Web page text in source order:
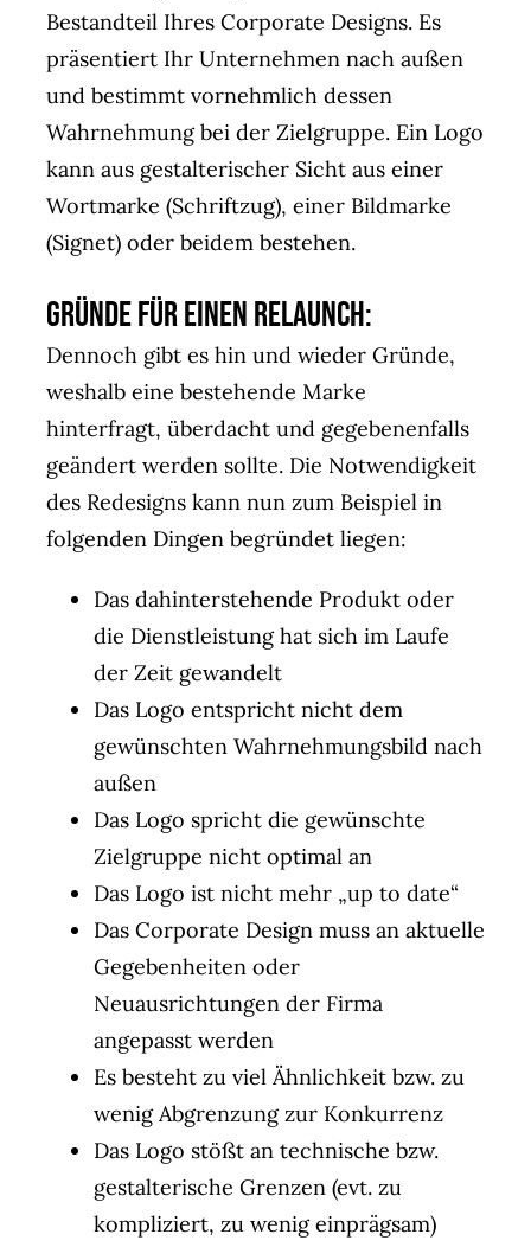
Bestandteil Ihres Corporate Designs. Es
präsentiert Ihr Unternehmen nach außen
und bestimmt vornehmlich dessen
Wahrnehmung bei der Zielgruppe. Ein Logo
kann aus gestalterischer Sicht aus einer
Wortmarke (Schriftzug), einer Bildmarke
(Signet) oder beidem bestehen.
Gründe für einen ReLaunch:
Dennoch gibt es hin und wieder Gründe,
weshalb eine bestehende Marke
hinterfragt, überdacht und gegebenenfalls
geändert werden sollte. Die Notwendigkeit
des Redesigns kann nun zum Beispiel in
folgenden Dingen begründet liegen:
Das dahinterstehende Produkt oder
die Dienstleistung hat sich im Laufe
der Zeit gewandelt
Das Logo entspricht nicht dem
gewünschten Wahrnehmungsbild nach
außen
Das Logo spricht die gewünschte
Zielgruppe nicht optimal an
Das Logo ist nicht mehr „up to date“
Das Corporate Design muss an aktuelle
Gegebenheiten oder
Neuausrichtungen der Firma
angepasst werden
Es besteht zu viel Ähnlichkeit bzw. zu
wenig Abgrenzung zur Konkurrenz
Das Logo stößt an technische bzw.
gestalterische Grenzen (evt. zu
kompliziert, zu wenig einprägsam)